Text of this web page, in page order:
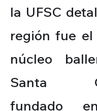
la UFSC
región fue el
núcleo
Santa
fundado